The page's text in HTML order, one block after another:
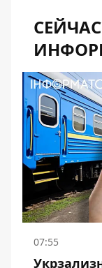
07:55